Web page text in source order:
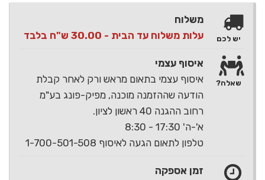
משלוח
עלות משלוח עד הבית - 30.00 ש"ח בלבד
איסוף עצמי
איסוף עצמי בתאום מראש ורק לאחר קבלת
הודעה שההזמנה מוכנה, מפיק-פונג בע"מ
רחוב ההגנה 40 ראשון לציון.
א'-ה' 17:30 - 8:30
טלפון לתאום הגעה לאיסוף 1-700-501-508
זמן אספקה
יש לכם
שאלה?